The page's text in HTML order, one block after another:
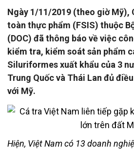
Ngày 1/11/2019 (theo giờ Mỹ),
toàn thực phẩm (FSIS) thuộc
(DOC) đã thông báo về việc
kiểm tra, kiểm soát sản phẩm
Siluriformes xuất khẩu của 3
Trung Quốc và Thái Lan đủ
với Mỹ.
Hiện, Việt Nam có 13 doanh